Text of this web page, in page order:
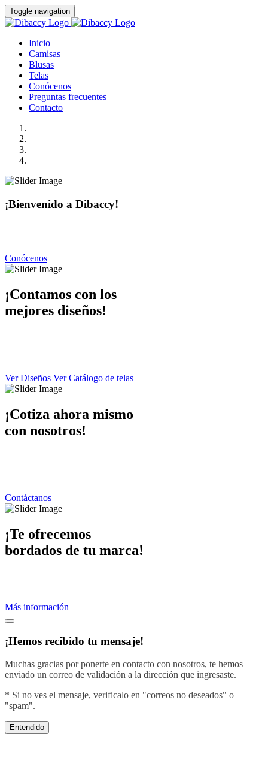
Toggle navigation
Inicio
Camisas
Blusas
Telas
Conócenos
Preguntas frecuentes
Contacto
¡Bienvenido a Dibaccy!
Conócenos
¡Contamos con los
mejores diseños!
Ver Diseños Ver Catálogo de telas
¡Cotiza ahora mismo
con nosotros!
Contáctanos
¡Te ofrecemos
bordados de tu marca!
Más información
¡Hemos recibido tu mensaje!
Muchas gracias por ponerte en contacto con nosotros, te hemos
enviado un correo de validación a la dirección que ingresaste.
* Si no ves el mensaje, verificalo en "correos no deseados" o
"spam".
Entendido